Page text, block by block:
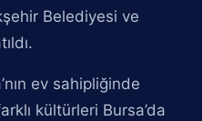
Belediyesi ve
ev sahipliğinde
kültürleri Bursa’da